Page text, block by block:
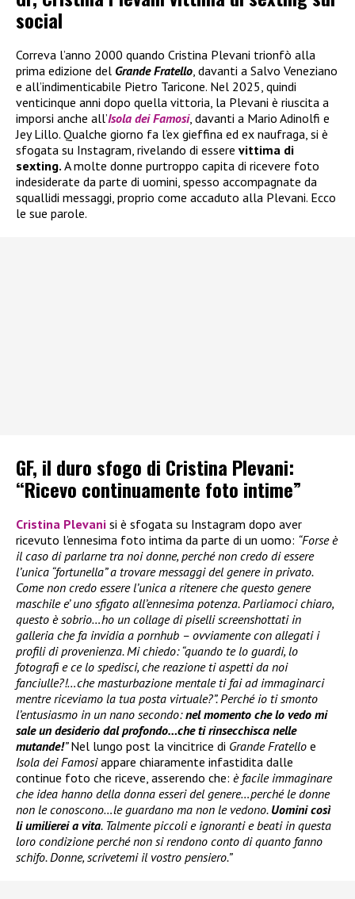
social
Correva l’anno 2000 quando Cristina Plevani trionfò alla
prima edizione del Grande Fratello , davanti a Salvo Veneziano
e all’indimenticabile Pietro Taricone. Nel 2025, quindi
venticinque anni dopo quella vittoria, la Plevani è riuscita a
imporsi anche all’Isola dei Famosi, davanti a Mario Adinolfi e
Jey Lillo. Qualche giorno fa l’ex gieffina ed ex naufraga, si è
sfogata su Instagram, rivelando di essere vittima di
sexting. A molte donne purtroppo capita di ricevere foto
indesiderate da parte di uomini, spesso accompagnate da
squallidi messaggi, proprio come accaduto alla Plevani. Ecco
le sue parole.
GF, il duro sfogo di Cristina Plevani:
“Ricevo continuamente foto intime”
Cristina Plevani si è sfogata su Instagram dopo aver
ricevuto l’ennesima foto intima da parte di un uomo: “Forse è
il caso di parlarne tra noi donne, perché non credo di essere
l’unica “fortunella” a trovare messaggi del genere in privato.
Come non credo essere l’unica a ritenere che questo genere
maschile e’ uno sfigato all’ennesima potenza. Parliamoci chiaro,
questo è sobrio…ho un collage di piselli screenshottati in
galleria che fa invidia a pornhub – ovviamente con allegati i
profili di provenienza. Mi chiedo: “quando te lo guardi, lo
fotografi e ce lo spedisci, che reazione ti aspetti da noi
fanciulle?!…che masturbazione mentale ti fai ad immaginarci
mentre riceviamo la tua posta virtuale?”. Perché io ti smonto
l’entusiasmo in un nano secondo:nel momento che lo vedo mi
sale un desiderio dal profondo…che ti rinsecchisca nelle
mutande!”Nel lungo post la vincitrice di Grande Fratello e
Isola dei Famosiappare chiaramente infastidita dalle
continue foto che riceve, asserendo che: è facile immaginare
che idea hanno della donna esseri del genere…perché le donne
non le conoscono…le guardano ma non le vedono. Uomini così
li umilierei a vita. Talmente piccoli e ignoranti e beati in questa
loro condizione perché non si rendono conto di quanto fanno
schifo. Donne, scrivetemi il vostro pensiero.”